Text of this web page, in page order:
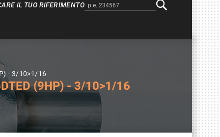
Alternativa a Doofinder
IL TUO RIFERIMENTO
- 3/10>1/16
(9HP) - 3/10>1/16